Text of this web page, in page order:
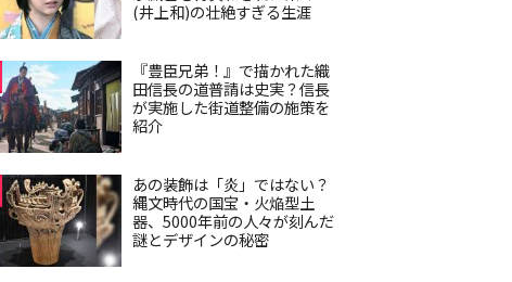
(井上和)の壮絶すぎる生涯
『豊臣兄弟！』で描かれた織
田信長の道普請は史実？信長
が実施した街道整備の施策を
紹介
あの装飾は「炎」ではない？
縄文時代の国宝・火焔型土
器、5000年前の人々が刻んだ
謎とデザインの秘密